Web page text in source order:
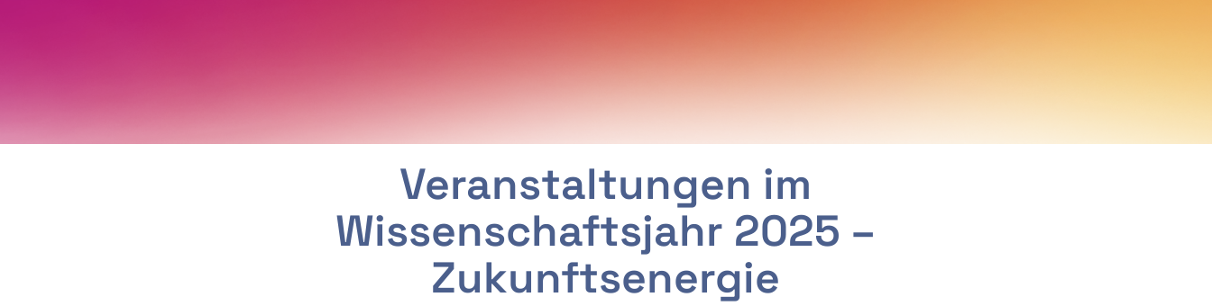
Veranstaltungen im
Wissenschaftsjahr 2025 –
Zukunftsenergie